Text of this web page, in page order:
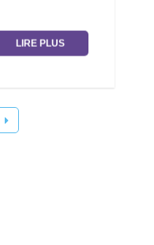
LIRE PLUS